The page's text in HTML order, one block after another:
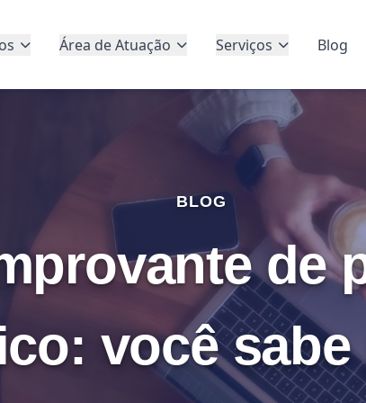
Área de Atuação Serviços Blog
BLOG
de
você sabe